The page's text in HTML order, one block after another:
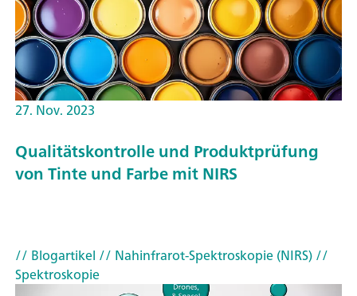
27. Nov. 2023
Qualitätskontrolle und Produktprüfung
von Tinte und Farbe mit NIRS
// Blogartikel // Nahinfrarot-Spektroskopie (NIRS)//
Spektroskopie